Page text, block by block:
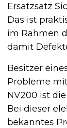
Ersatzsatz
Das ist
im Rahmen
damit
Besitzer
Probleme
NV200 ist
Bei dieser
bekanntes